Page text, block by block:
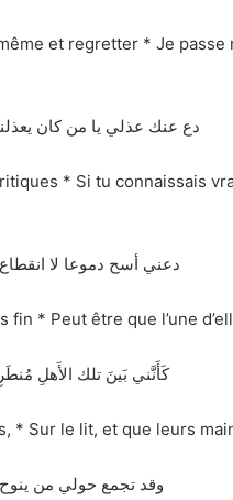
et regretter * Je passe
دع عنك عذلي يا من كان
* Si tu connaissais
دعني أسح دموعا لا
* Peut être que l’une
كَأَنَّني بَينَ تلك الأَهلِ
* Sur le lit, et que leurs
وقد تجمع حولي من